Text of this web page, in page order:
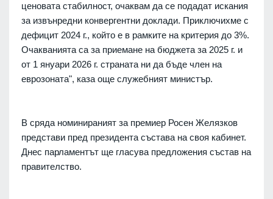
ценовата стабилност, очаквам да се подадат искания
за извънредни конвергентни доклади. Приключихме с
дефицит 2024 г., който е в рамките на критерия до 3%.
Очакванията са за приемане на бюджета за 2025 г. и
от 1 януари 2026 г. страната ни да бъде член на
еврозоната", каза още служебният министър.
В сряда номинираният за премиер Росен Желязков
представи пред президента състава на своя кабинет.
Днес парламентът ще гласува предложения състав на
правителство.